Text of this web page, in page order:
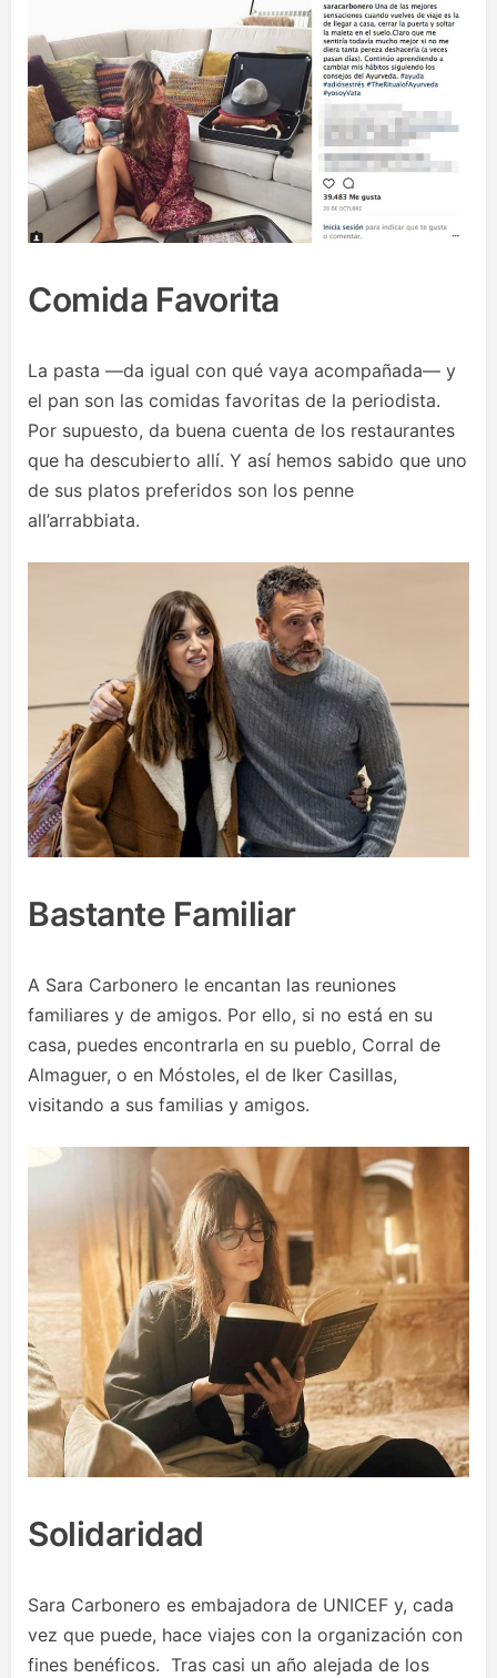
Comida Favorita
La pasta —da igual con qué vaya acompañada— y
el pan son las comidas favoritas de la periodista.
Por supuesto, da buena cuenta de los restaurantes
que ha descubierto allí. Y así hemos sabido que uno
de sus platos preferidos son los penne
all’arrabbiata.
Bastante Familiar
A Sara Carbonero le encantan las reuniones
familiares y de amigos. Por ello, si no está en su
casa, puedes encontrarla en su pueblo, Corral de
Almaguer, o en Móstoles, el de Iker Casillas,
visitando a sus familias y amigos.
Solidaridad
Sara Carbonero es embajadora de UNICEF y, cada
vez que puede, hace viajes con la organización con
fines benéficos. Tras casi un año alejada de los